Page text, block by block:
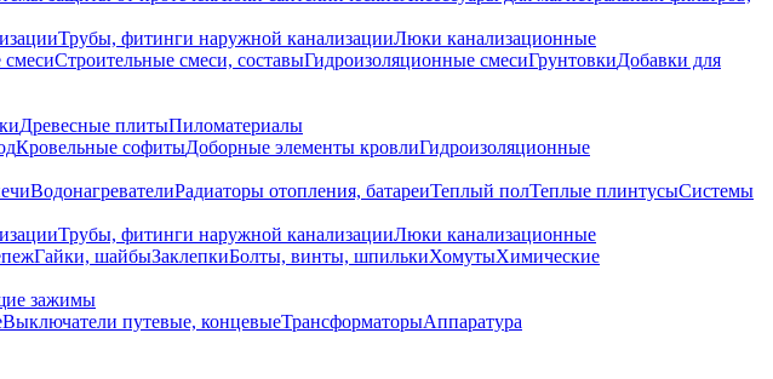
Трубы, фитинги наружной канализацииЛюки канализационные
Строительные смеси, составыГидроизоляционные смесиГрунтовкиДобавки для
Древесные плитыПиломатериалы
Кровельные софитыДоборные элементы кровлиГидроизоляционные
ВодонагревателиРадиаторы отопления, батареиТеплый полТеплые плинтусыСистемы
Трубы, фитинги наружной канализацииЛюки канализационные
Гайки, шайбыЗаклепкиБолты, винты, шпилькиХомутыХимические
зажимы
Выключатели путевые, концевыеТрансформаторыАппаратура